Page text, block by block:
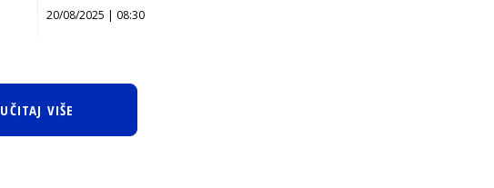
20/08/2025 | 08:30
UČITAJ VIŠE